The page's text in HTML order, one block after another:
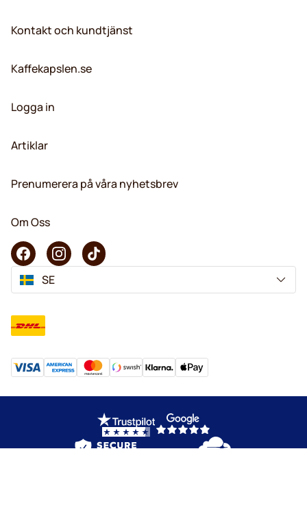
Kontakt och kundtjänst
Kaffekapslen.se
Logga in
Artiklar
Prenumerera på våra nyhetsbrev
Om Oss
SE